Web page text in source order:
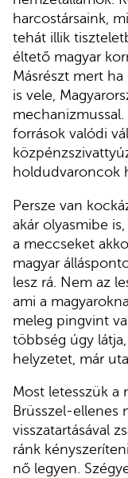
harcostársaink,
tehát illik
éltető magyar
Másrészt mert
is vele,
források valódi
holdudvaroncok
Persze van
akár olyasmibe
a meccseket
magyar
lesz rá. Nem az
ami a
meleg pingvint
többség úgy
helyzetet, már
Most letesszük a
Brüsszel-ellenes
visszatartásával
ránk
nő legyen.